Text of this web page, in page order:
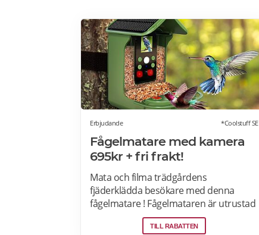
Erbjudande *Coolstuff SE
Fågelmatare med kamera
695kr + fri frakt!
Mata och filma trädgårdens
fjäderklädda besökare med denna
fågelmatare ! Fågelmataren är utrustad
med solpaneler på taket och kan både
fota och filma under såväl dagtid som
TILL RABATTEN